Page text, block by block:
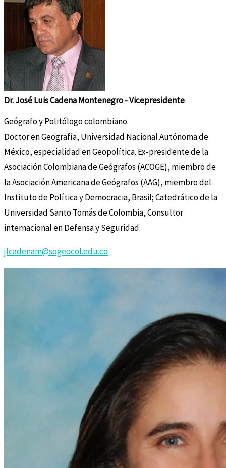
Dr. José Luis Cadena Montenegro - Vicepresidente
Geógrafo y Politólogo colombiano.
Doctor en Geografía, Universidad Nacional Autónoma de
México, especialidad en Geopolítica. Ex-presidente de la
Asociación Colombiana de Geógrafos (ACOGE), miembro de
la Asociación Americana de Geógrafos (AAG), miembro del
Instituto de Política y Democracia, Brasil; Catedrático de la
Universidad Santo Tomás de Colombia, Consultor
internacional en Defensa y Seguridad.
jlcadenam@sogeocol.edu.co